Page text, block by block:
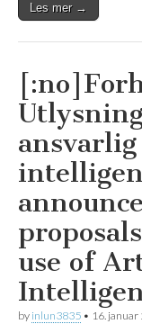
Les mer →
use of
by inlun3835 • 16. januar